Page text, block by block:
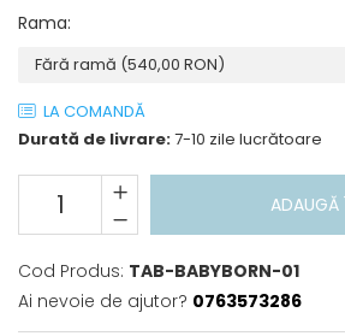
Rama:
LA COMANDĂ
Durată de livrare:7-10 zile lucrătoare
ADAUGĂ
Cod Produs: TAB-BABYBORN-01
Ai nevoie de ajutor? 0763573286